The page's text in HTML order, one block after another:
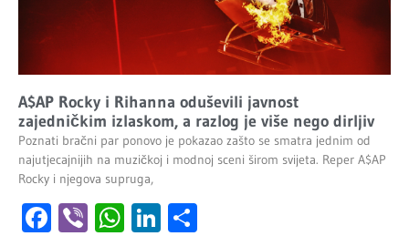
A$AP Rocky i Rihanna oduševili javnost
zajedničkim izlaskom, a razlog je više nego dirljiv
Poznati bračni par ponovo je pokazao zašto se smatra jednim od
najutjecajnijih na muzičkoj i modnoj sceni širom svijeta. Reper A$AP
Rocky i njegova supruga,
Facebook
ViberWhatsApp
LinkedIn